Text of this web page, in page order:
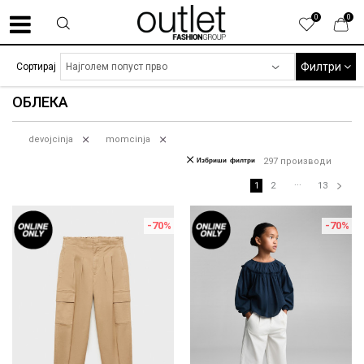
0
0
ОБЛЕКА
Сортирај Филтри
devojcinja momcinja
297 производи
Избриши филтри
1 2 ... 13
-70% -70%